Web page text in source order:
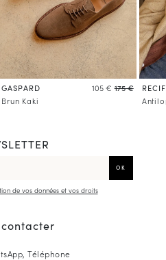
GASPARD 105 € 175 €
Brun Kaki
de vos données et vos droits
contacter
Téléphone